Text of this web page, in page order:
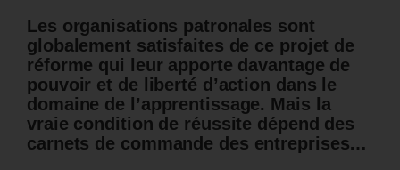
Les organisations patronales sont
globalement satisfaites de ce projet de
réforme qui leur apporte davantage de
pouvoir et de liberté d’action dans le
domaine de l’apprentissage. Mais la
vraie condition de réussite dépend des
carnets de commande des entreprises…